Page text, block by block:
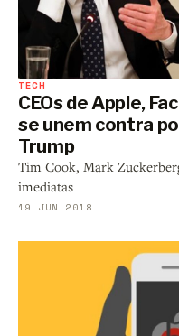
TECH
CEOs de Apple,
se unem contra
Trump
Tim Cook, Mark
imediatas
19 JUN 2018